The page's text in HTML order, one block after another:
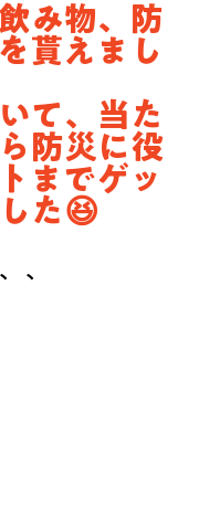
み物、防
貰えまし
て、当た
防災に役
までゲッ
た😆
、